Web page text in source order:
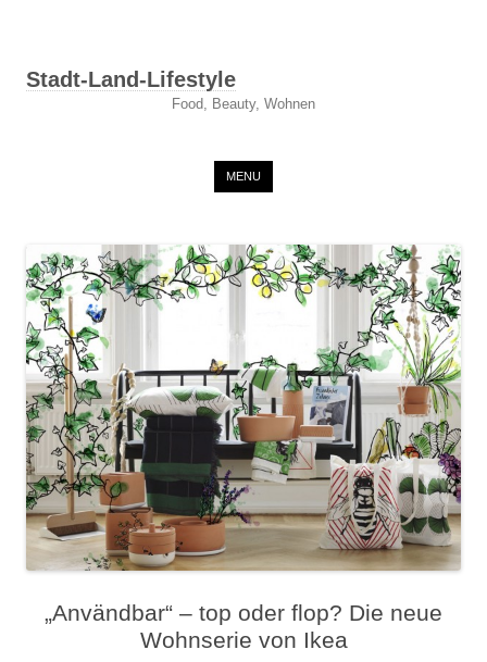
Stadt-Land-Lifestyle
Food, Beauty, Wohnen
MENU
„Användbar“ – top oder flop? Die neue
Wohnserie von Ikea